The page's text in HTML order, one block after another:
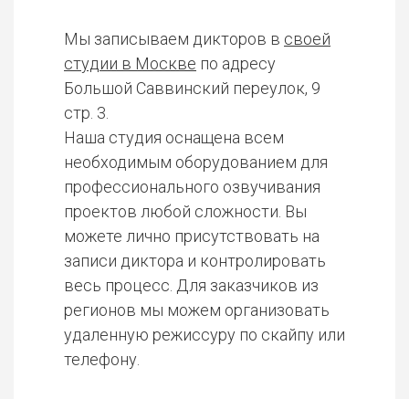
Мы записываем дикторов в своей
студии в Москве по адресу
Большой Саввинский переулок, 9
стр. 3.
Наша студия оснащена всем
необходимым оборудованием для
профессионального озвучивания
проектов любой сложности. Вы
можете лично присутствовать на
записи диктора и контролировать
весь процесс. Для заказчиков из
регионов мы можем организовать
удаленную режиссуру по скайпу или
телефону.